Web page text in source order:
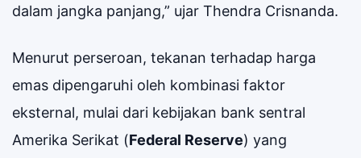
dalam jangka panjang,” ujar Thendra Crisnanda.
Menurut perseroan, tekanan terhadap harga
emas dipengaruhi oleh kombinasi faktor
eksternal, mulai dari kebijakan bank sentral
Amerika Serikat (Federal Reserve) yang